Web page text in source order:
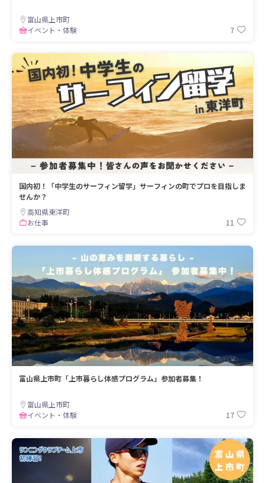
富山県上市町
イベント・体験
7
国内初！「中学生のサーフィン留学」サーフィンの町でプロを目指しま
せんか？
高知県東洋町
お仕事
11
富山県上市町「上市暮らし体感プログラム」参加者募集！
富山県上市町
イベント・体験
17